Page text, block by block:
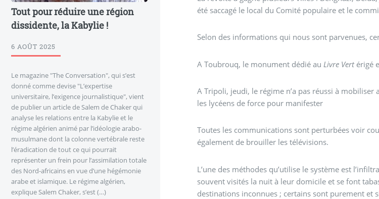
été saccagé le local du Comité populaire et le
Selon des informations qui nous sont parvenues,
A Toubrouq, le monument dédié au Livre Vertérigé
A Tripoli, jeudi, le régime n’a pas réussi à
les lycéens de force pour manifester
Toutes les communications sont perturbées voir
également de brouiller les télévisions.
L’une des méthodes qu’utilise le système est
souvent visités la nuit à leur domicile et se font
destinations inconnues ; certains sont purement et
Tout pour réduire une région
dissidente, la Kabylie !
6 AOÛT 2025
Le magazine "The Conversation", qui s’est
donné comme devise "L’expertise
universitaire, l’exigence journalistique", vient
de publier un article de Salem de Chaker qui
analyse les relations entre la Kabylie et le
régime algérien animé par l’idéologie arabo-
musulmane dont la colonne vertébrale reste
l’éradication de tout ce qui pourrait
représenter un frein pour l’assimilation totale
des Nord-africains en vue d’une hégémonie
arabe et islamique. Le régime algérien,
explique Salem Chaker, s’est (…)